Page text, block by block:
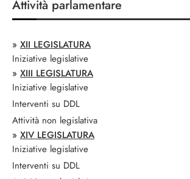
Attività parlamentare
» XII LEGISLATURA
Iniziative legislative
» XIII LEGISLATURA
Iniziative legislative
Interventi su DDL
Attività non legislativa
» XIV LEGISLATURA
Iniziative legislative
Interventi su DDL